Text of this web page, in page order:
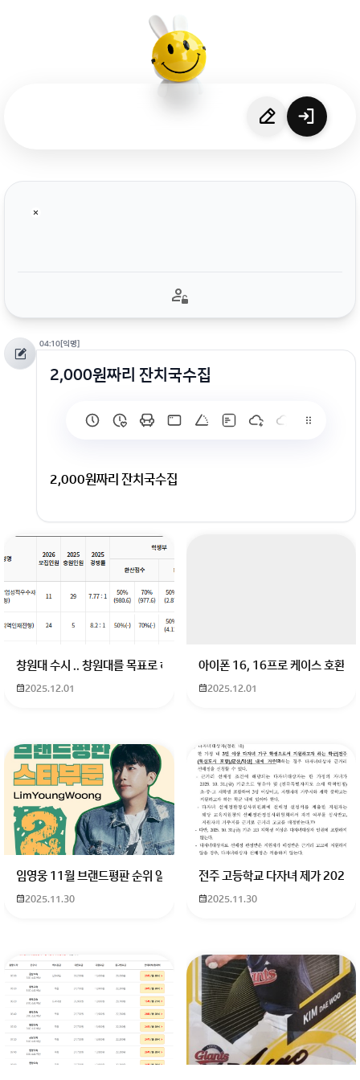
04:10[익명]
2,000원짜리 잔치국수집
2,000원짜리 잔치국수집
창원대 수시 .. 창원대를 목표로 하고 있는 09년생입니다 지금 제 내신이 5
2025.12.01
아이폰 16, 16프로 케이스 호환
2025.12.01
임영웅 11월 브랜드평판 순위 알고싶어요 임영웅 11월 브랜드평판에서
2025.11.30
전주 고등학교 다자녀 제가 2027
2025.11.30